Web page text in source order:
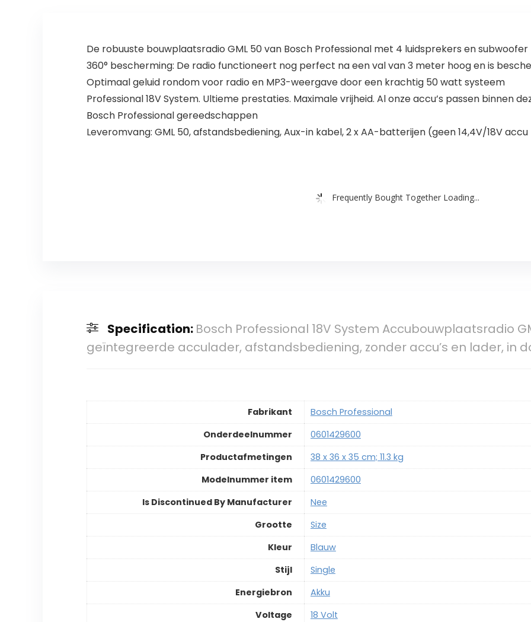
De robuuste bouwplaatsradio GML 50 van Bosch Professional met 4 luidsprekers en subwoofer
360° bescherming: De radio functioneert nog perfect na een val van 3 meter hoog en is
Optimaal geluid rondom voor radio en MP3-weergave door een krachtig 50 watt systeem
Professional 18V System. Ultieme prestaties. Maximale vrijheid. Al onze accu’s passen binnen
Bosch Professional gereedschappen
Leveromvang: GML 50, afstandsbediening, Aux-in kabel, 2 x AA-batterijen (geen 14,4V/18V
Frequently Bought Together Loading...
Specification: Bosch Professional 18V System Accubouwplaatsradio
geïntegreerde acculader, afstandsbediening, zonder accu’s en lader, in
Fabrikant
‎Bosch Professional
Onderdeelnummer
‎0601429600
Productafmetingen
‎38 x 36 x 35 cm; 11.3 kg
Modelnummer item
‎0601429600
Is Discontinued By Manufacturer
‎Nee
Grootte
‎Size
Kleur
‎Blauw
Stijl
‎Single
Energiebron
‎Akku
Voltage
‎18 Volt